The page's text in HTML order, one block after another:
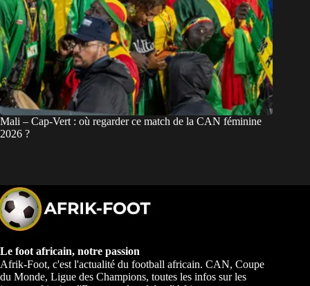
Mali – Cap-Vert : où regarder ce match de la CAN féminine
2026 ?
Le foot africain, notre passion
Afrik-Foot, c'est l'actualité du football africain. CAN, Coupe
du Monde, Ligue des Champions, toutes les infos sur les